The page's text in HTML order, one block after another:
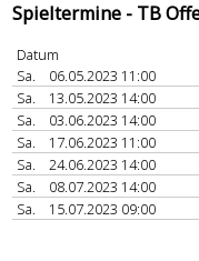
Spieltermine - TB
Datum
Sa.
06.05.2023 11:00
Sa.
13.05.2023 14:00
Sa.
03.06.2023 14:00
Sa.
17.06.2023 11:00
Sa.
24.06.2023 14:00
Sa.
08.07.2023 14:00
Sa.
15.07.2023 09:00